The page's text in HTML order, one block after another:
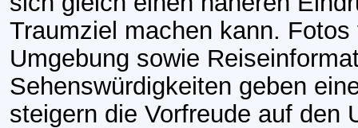
Traumziel machen kann.
Umgebung sowie
Sehenswürdigkeiten geben
steigern die Vorfreude auf den